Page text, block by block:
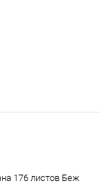
176 листов Беж